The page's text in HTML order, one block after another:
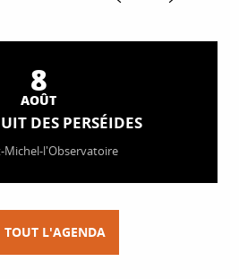
8
AOÛT
DES PERSÉIDES
Michel-l'Observatoire
TOUT L'AGENDA